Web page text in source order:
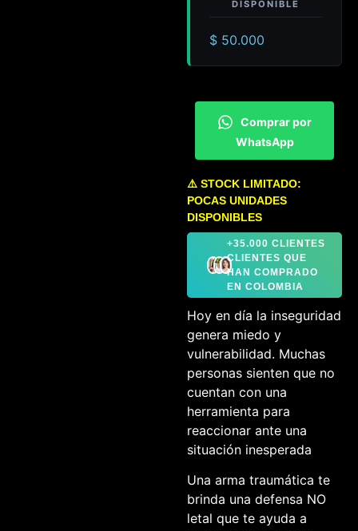
$ 50.000
Comprar por
WhatsApp
⚠️ STOCK LIMITADO:
POCAS UNIDADES
DISPONIBLES
+35.000 CLIENTES
CLIENTES QUE
HAN COMPRADO
EN COLOMBIA
Hoy en día la inseguridad
genera miedo y
vulnerabilidad. Muchas
personas sienten que no
cuentan con una
herramienta para
reaccionar ante una
situación inesperada
Una arma traumática te
brinda una defensa NO
letal que te ayuda a